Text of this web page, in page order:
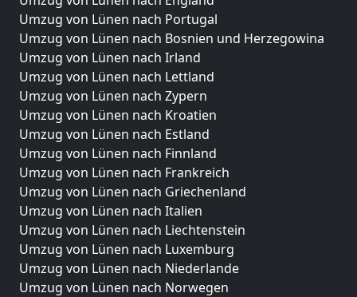
Umzug von Lünen nach Portugal
Umzug von Lünen nach Bosnien und Herzegowina
Umzug von Lünen nach Irland
Umzug von Lünen nach Lettland
Umzug von Lünen nach Zypern
Umzug von Lünen nach Kroatien
Umzug von Lünen nach Estland
Umzug von Lünen nach Finnland
Umzug von Lünen nach Frankreich
Umzug von Lünen nach Griechenland
Umzug von Lünen nach Italien
Umzug von Lünen nach Liechtenstein
Umzug von Lünen nach Luxemburg
Umzug von Lünen nach Niederlande
Umzug von Lünen nach Norwegen